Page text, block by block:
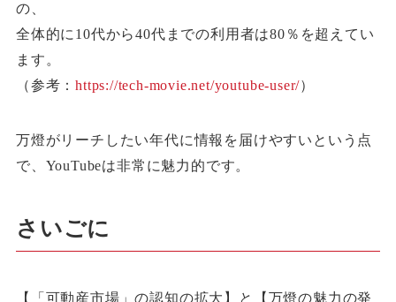
の、
全体的に10代から40代までの利用者は80％を超えてい
ます。
（参考：https://tech-movie.net/youtube-user/）
万燈がリーチしたい年代に情報を届けやすいという点
で、YouTubeは非常に魅力的です。
さいごに
【「可動産市場」の認知の拡大】と【万燈の魅力の発